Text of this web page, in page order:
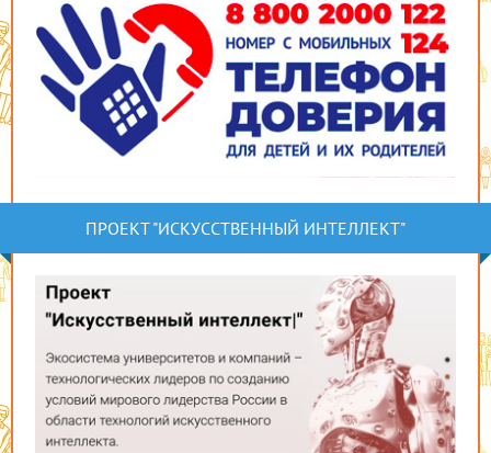
ПРОЕКТ "ИСКУССТВЕННЫЙ ИНТЕЛЛЕКТ"